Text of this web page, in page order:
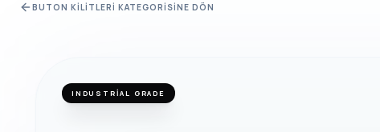
BUTON KILITLERI KATEGORISINE DÖN
INDUSTRIAL GRADE